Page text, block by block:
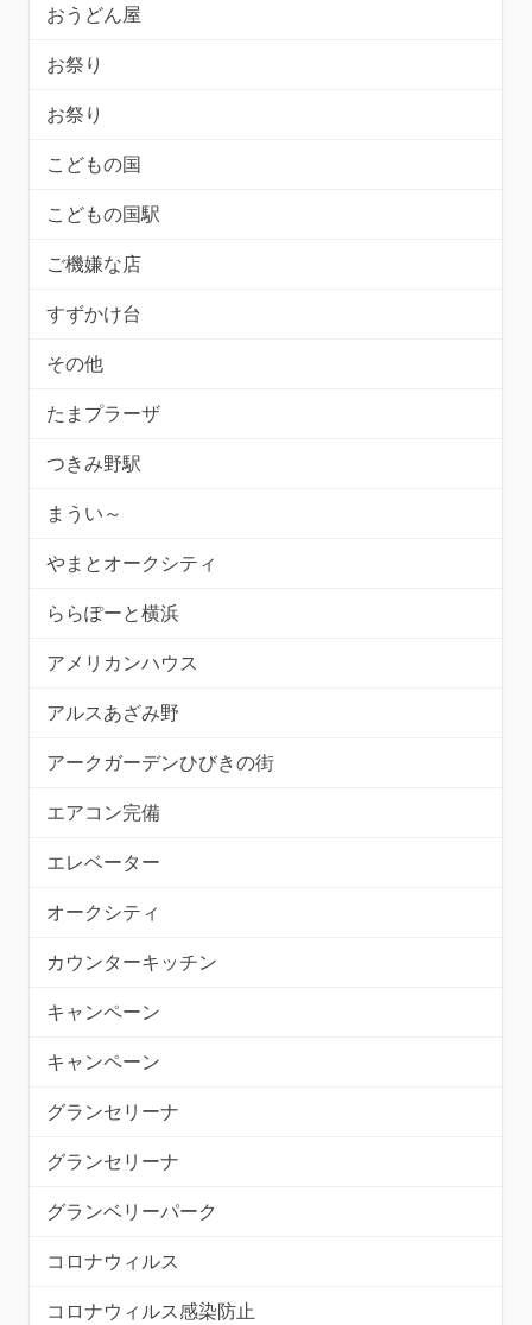
おうどん屋
お祭り
お祭り
こどもの国
こどもの国駅
ご機嫌な店
すずかけ台
その他
たまプラーザ
つきみ野駅
まうい～
やまとオークシティ
ららぽーと横浜
アメリカンハウス
アルスあざみ野
アークガーデンひびきの街
エアコン完備
エレベーター
オークシティ
カウンターキッチン
キャンペーン
キャンペーン
グランセリーナ
グランセリーナ
グランベリーパーク
コロナウィルス
コロナウィルス感染防止